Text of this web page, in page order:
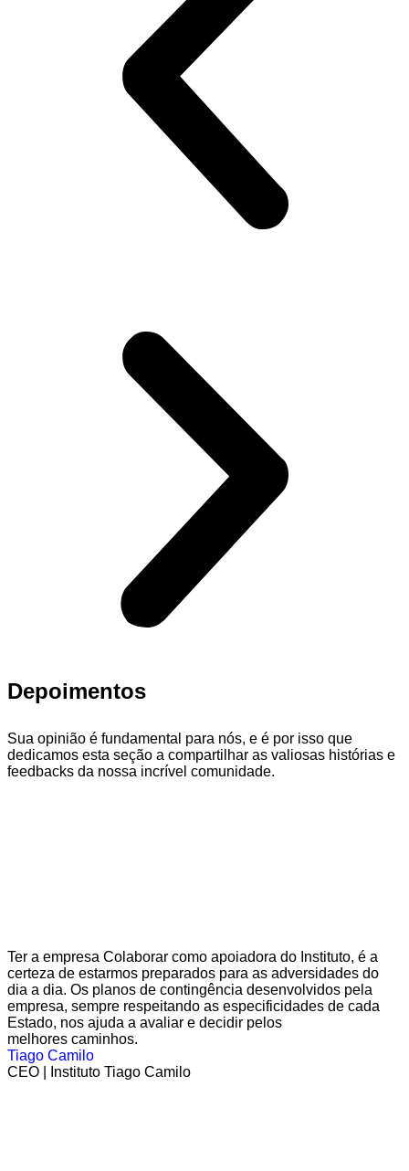
Depoimentos
Sua opinião é fundamental para nós, e é por isso que
dedicamos esta seção a compartilhar as valiosas histórias e
feedbacks da nossa incrível comunidade.
Ter a empresa Colaborar como apoiadora do Instituto, é a
certeza de estarmos preparados para as adversidades do
dia a dia. Os planos de contingência desenvolvidos pela
empresa, sempre respeitando as especificidades de cada
Estado, nos ajuda a avaliar e decidir pelos
melhores caminhos.
Tiago Camilo
CEO | Instituto Tiago Camilo